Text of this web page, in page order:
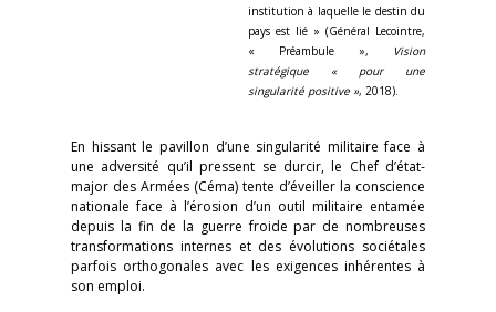
institution à laquelle le destin du
pays est lié » (Général Lecointre,
« Préambule », Vision
stratégique « pour une
singularité positive », 2018).
En hissant le pavillon d’une singularité militaire face à
une adversité qu’il pressent se durcir, le Chef d’état-
major des Armées (Céma) tente d’éveiller la conscience
nationale face à l’érosion d’un outil militaire entamée
depuis la fin de la guerre froide par de nombreuses
transformations internes et des évolutions sociétales
parfois orthogonales avec les exigences inhérentes à
son emploi.